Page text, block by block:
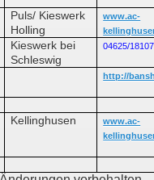
Puls/ Kieswerk
Holling
www.ac-
Kieswerk bei
Schleswig
04625/
http://
Kellinghusen
www.ac-